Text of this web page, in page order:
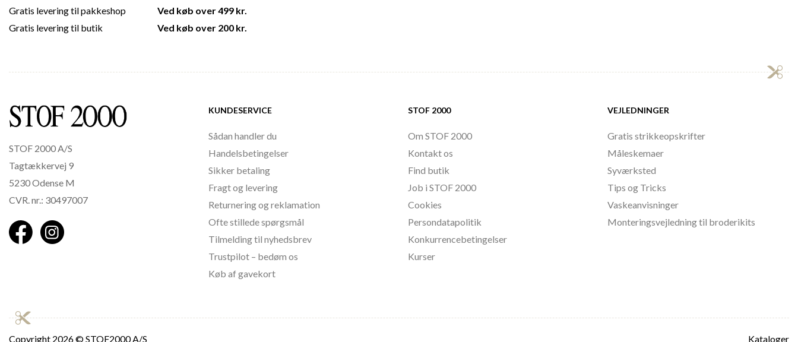
Gratis levering til pakkeshop
Gratis levering til butik
Ved køb over 499 kr.
Ved køb over 200 kr.
STOF 2000 A/S
Tagtækkervej 9
5230 Odense M
CVR. nr.: 30497007
KUNDESERVICE
Sådan handler du
Handelsbetingelser
Sikker betaling
Fragt og levering
Returnering og reklamation
Ofte stillede spørgsmål
Tilmelding til nyhedsbrev
Trustpilot – bedøm os
Køb af gavekort
STOF 2000
Om STOF 2000
Kontakt os
Find butik
Job i STOF 2000
Cookies
Persondatapolitik
Konkurrencebetingelser
Kurser
VEJLEDNINGER
Gratis strikkeopskrifter
Måleskemaer
Syværksted
Tips og Tricks
Vaskeanvisninger
Monteringsvejledning til broderikits
Copyright 2026 © STOF2000 A/S Kataloger